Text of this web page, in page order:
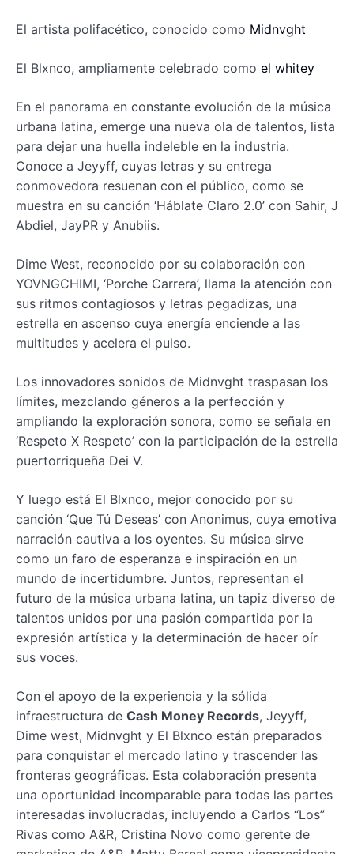
El artista polifacético, conocido como Midnvght
El Blxnco, ampliamente celebrado como el whitey
En el panorama en constante evolución de la música
urbana latina, emerge una nueva ola de talentos, lista
para dejar una huella indeleble en la industria.
Conoce a Jeyyff, cuyas letras y su entrega
conmovedora resuenan con el público, como se
muestra en su canción ‘Háblate Claro 2.0’ con Sahir, J
Abdiel, JayPR y Anubiis.
Dime West, reconocido por su colaboración con
YOVNGCHIMI, ‘Porche Carrera’, llama la atención con
sus ritmos contagiosos y letras pegadizas, una
estrella en ascenso cuya energía enciende a las
multitudes y acelera el pulso.
Los innovadores sonidos de Midnvght traspasan los
límites, mezclando géneros a la perfección y
ampliando la exploración sonora, como se señala en
‘Respeto X Respeto’ con la participación de la estrella
puertorriqueña Dei V.
Y luego está El Blxnco, mejor conocido por su
canción ‘Que Tú Deseas’ con Anonimus, cuya emotiva
narración cautiva a los oyentes. Su música sirve
como un faro de esperanza e inspiración en un
mundo de incertidumbre. Juntos, representan el
futuro de la música urbana latina, un tapiz diverso de
talentos unidos por una pasión compartida por la
expresión artística y la determinación de hacer oír
sus voces.
Con el apoyo de la experiencia y la sólida
infraestructura de Cash Money Records, Jeyyff,
Dime west, Midnvght y El Blxnco están preparados
para conquistar el mercado latino y trascender las
fronteras geográficas. Esta colaboración presenta
una oportunidad incomparable para todas las partes
interesadas involucradas, incluyendo a Carlos “Los”
Rivas como A&R, Cristina Novo como gerente de